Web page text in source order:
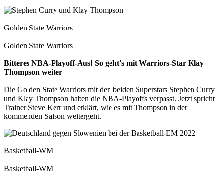
Golden State Warriors
Golden State Warriors
Bitteres NBA-Playoff-Aus! So geht's mit Warriors-Star Klay
Thompson weiter
Die Golden State Warriors mit den beiden Superstars Stephen Curry
und Klay Thompson haben die NBA-Playoffs verpasst. Jetzt spricht
Trainer Steve Kerr und erklärt, wie es mit Thompson in der
kommenden Saison weitergeht.
Basketball-WM
Basketball-WM